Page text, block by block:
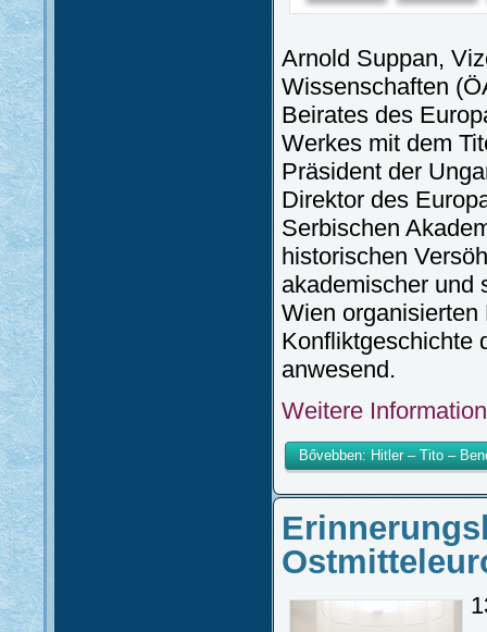
Arnold Suppan,
Wissenschaften
Beirates des
Werkes mit dem
Präsident der
Direktor des
Serbischen
historischen
akademischer und
Wien
Konfliktgeschichte
anwesend.
Weitere
Bővebben: Hitler – Tito –